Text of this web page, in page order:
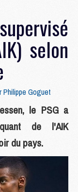
selon
Philippe Goguet
le PSG a
de l'AIK
du pays.